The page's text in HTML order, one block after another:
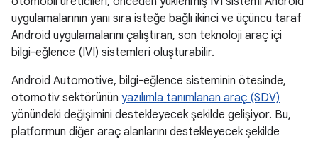
uygulamalarının yanı sıra isteğe bağlı ikinci ve üçüncü taraf
Android uygulamalarını çalıştıran, son teknoloji araç içi
bilgi-eğlence (IVI) sistemleri oluşturabilir.
Android Automotive, bilgi-eğlence sisteminin ötesinde,
otomotiv sektörünün yazılımla tanımlanan araç (SDV)
yönündeki değişimini destekleyecek şekilde gelişiyor. Bu,
platformun diğer araç alanlarını destekleyecek şekilde